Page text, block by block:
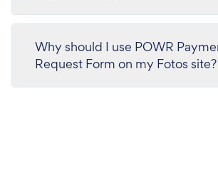
Why should I use POWR
Request Form on my Fotos site?